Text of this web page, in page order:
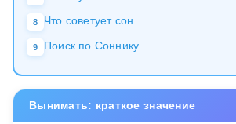
8 Что советует сон
9 Поиск по Соннику
Вынимать: краткое значение